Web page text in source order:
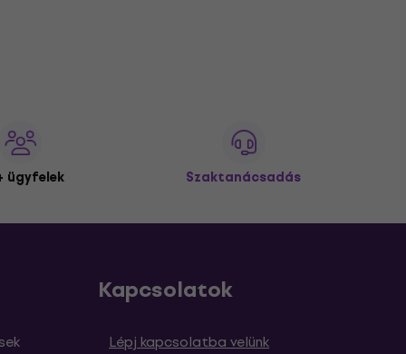
ügyfelek Szaktanácsadás
Kapcsolatok
Lépj kapcsolatba velünk